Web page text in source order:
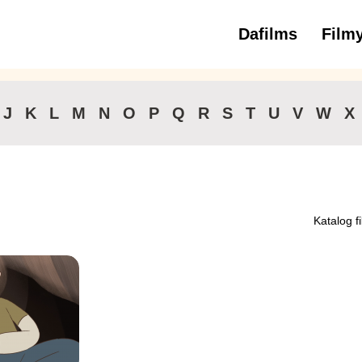
Dafilms3 až 6 rokov
J K L M N O P Q R S T U V W X
Katalog